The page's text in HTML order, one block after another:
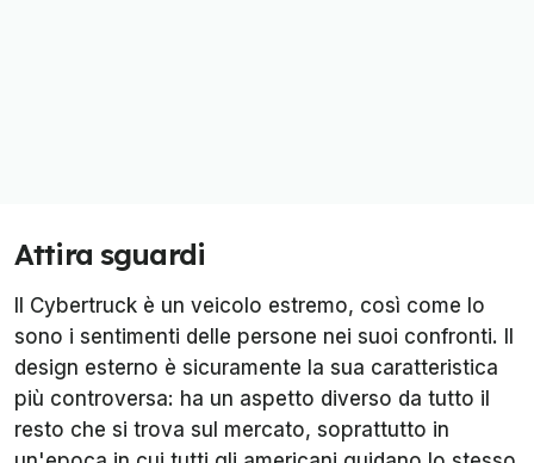
Attira sguardi
Il Cybertruck è un veicolo estremo, così come lo
sono i sentimenti delle persone nei suoi confronti. Il
design esterno è sicuramente la sua caratteristica
più controversa: ha un aspetto diverso da tutto il
resto che si trova sul mercato, soprattutto in